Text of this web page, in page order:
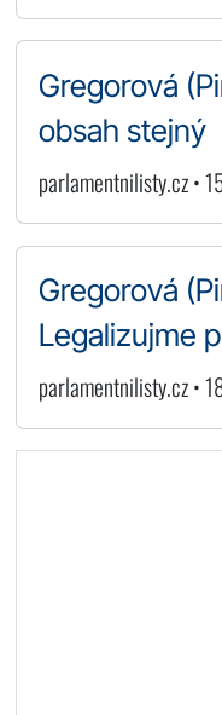
Gregorová
obsah stejný
parlamentnilisty.cz •
Gregorová
Legalizujme
parlamentnilisty.cz •